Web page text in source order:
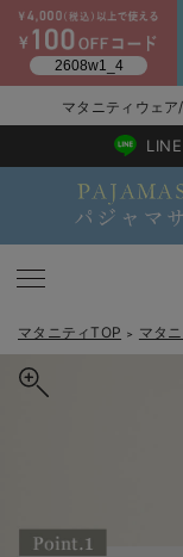
戻る
マタニティ パンツ
戻る
マタニティ ショーツ
戻る
授乳トップス
戻る
マタニティ オフィス
戻る
授乳 ケープ
戻る
マタニティレギンス
戻る
戻る
【アウトレット】トップ
戻る
透け防止
戻る
再入荷｜アウター
マタニティウェ
送料495円(一
マタニティTOP ＞ マタ